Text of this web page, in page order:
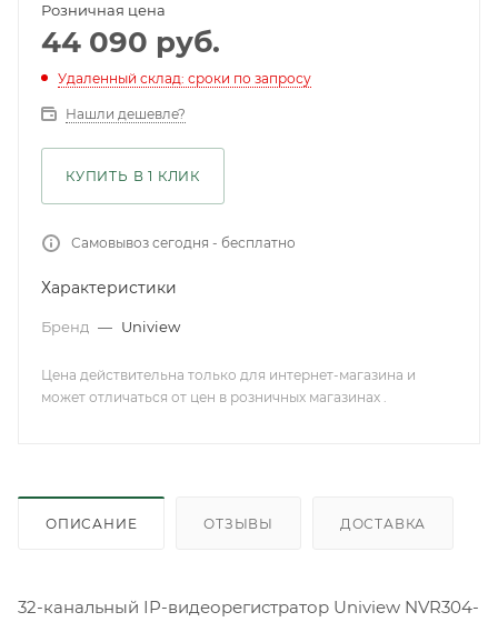
Розничная цена
44 090 руб.
Удаленный склад: сроки по запросу
Нашли дешевле?
КУПИТЬ В 1 КЛИК
Самовывоз сегодня - бесплатно
Характеристики
Бренд — Uniview
Цена действительна только для интернет-магазина и
может отличаться от цен в розничных магазинах .
ОПИСАНИЕ ОТЗЫВЫ ДОСТАВКА
32-канальный IP-видеорегистратор Uniview NVR304-